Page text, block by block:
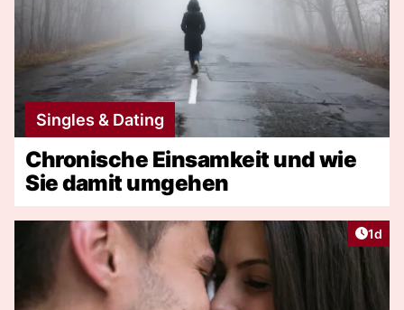
Singles & Dating
Chronische Einsamkeit und wie
Sie damit umgehen
1d